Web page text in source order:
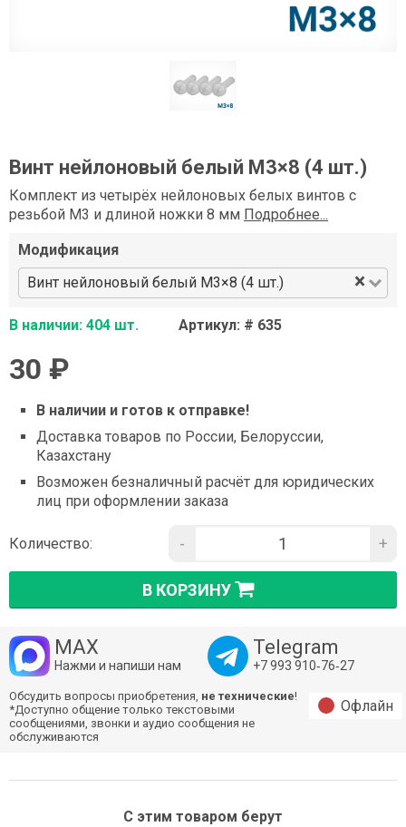
Винт нейлоновый белый М3×8 (4 шт.)
Комплект из четырёх нейлоновых белых винтов с
резьбой М3 и длиной ножки 8 мм Подробнее...
Модификация
Винт нейлоновый белый М3×8 (4 шт.)
×
В наличии: 404 шт. Артикул: # 635
30 ₽
В наличии и готов к отправке!
Доставка товаров по России, Белоруссии,
Казахстану
Возможен безналичный расчёт для юридических
лиц при оформлении заказа
Количество: - +
В КОРЗИНУ
MAX
Нажми и напиши нам
Telegram
+7 993 910‑76‑27
Обсудить вопросы приобретения, не технические!
*Доступно общение только текстовыми
сообщениями, звонки и аудио сообщения не
обслуживаются
Офлайн
С этим товаром берут